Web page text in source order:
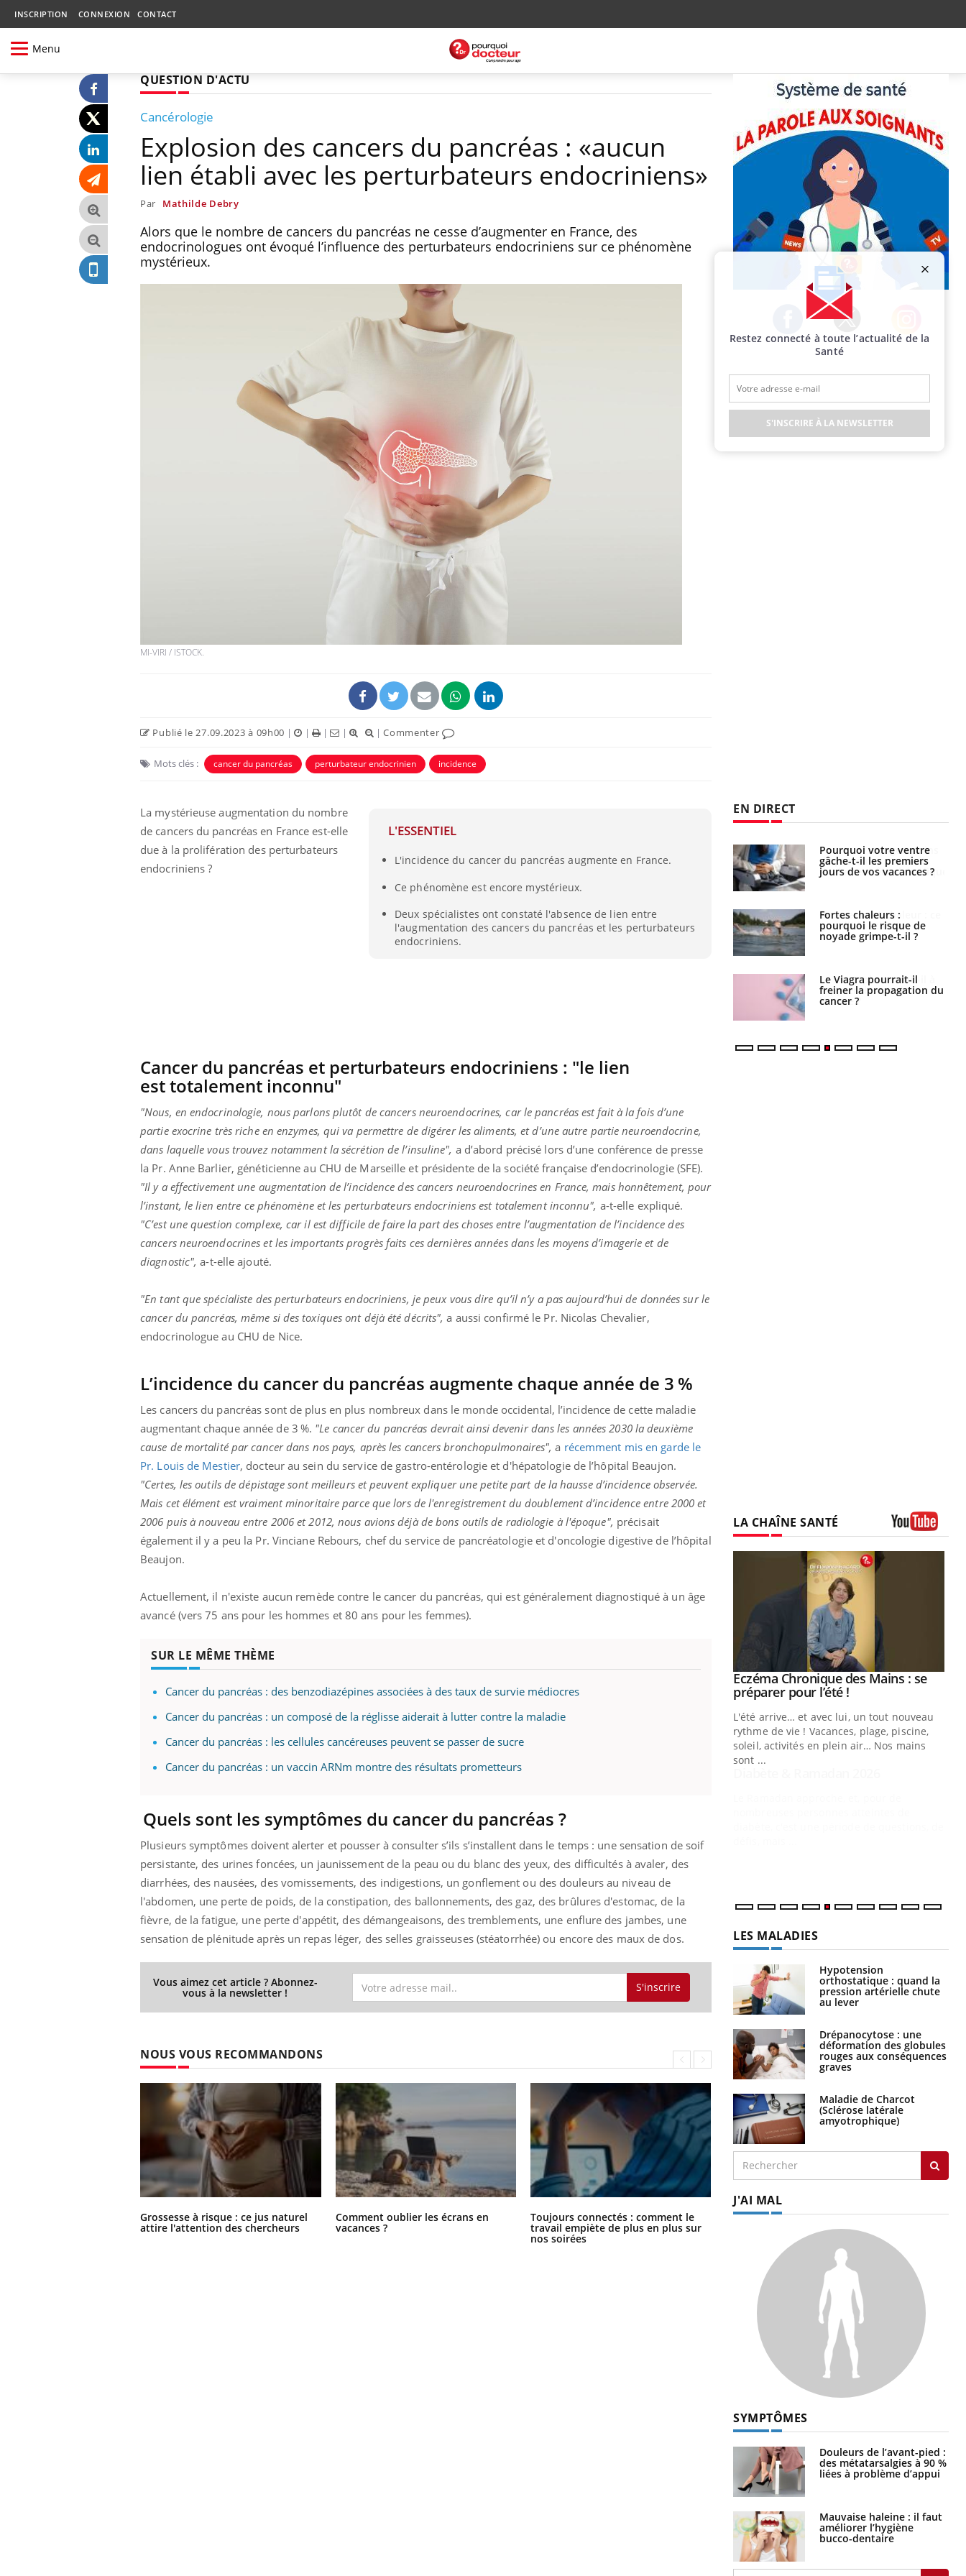
INSCRIPTION CONNEXION CONTACT
Menu
QUESTION D'ACTU
Cancérologie
Explosion des cancers du pancréas : «aucun
lien établi avec les perturbateurs endocriniens»
Par Mathilde Debry
Alors que le nombre de cancers du pancréas ne cesse d’augmenter en France, des
endocrinologues ont évoqué l’influence des perturbateurs endocriniens sur ce phénomène
mystérieux.
MI-VIRI / ISTOCK.
Publié le 27.09.2023 à 09h00 | | | | |Commenter
Mots clés : cancer du pancréas perturbateur endocrinien incidence
L'ESSENTIEL
L'incidence du cancer du pancréas augmente en France.
Ce phénomène est encore mystérieux.
Deux spécialistes ont constaté l'absence de lien entre
l'augmentation des cancers du pancréas et les perturbateurs
endocriniens.
La mystérieuse augmentation du nombre
de cancers du pancréas en France est-elle
due à la prolifération des perturbateurs
endocriniens ?
Cancer du pancréas et perturbateurs endocriniens : "le lien
est totalement inconnu"
"Nous, en endocrinologie, nous parlons plutôt de cancers neuroendocrines, car le pancréas est fait à la fois d’une
partie exocrine très riche en enzymes, qui va permettre de digérer les aliments, et d’une autre partie neuroendocrine,
dans laquelle vous trouvez notamment la sécrétion de l’insuline", a d’abord précisé lors d’une conférence de presse
la Pr. Anne Barlier, généticienne au CHU de Marseille et présidente de la société française d’endocrinologie (SFE).
"Il y a effectivement une augmentation de l’incidence des cancers neuroendocrines en France, mais honnêtement, pour
l’instant, le lien entre ce phénomène et les perturbateurs endocriniens est totalement inconnu", a-t-elle expliqué.
"C’est une question complexe, car il est difficile de faire la part des choses entre l’augmentation de l’incidence des
cancers neuroendocrines et les importants progrès faits ces dernières années dans les moyens d’imagerie et de
diagnostic", a-t-elle ajouté.
"En tant que spécialiste des perturbateurs endocriniens, je peux vous dire qu’il n’y a pas aujourd’hui de données sur le
cancer du pancréas, même si des toxiques ont déjà été décrits", a aussi confirmé le Pr. Nicolas Chevalier,
endocrinologue au CHU de Nice.
L’incidence du cancer du pancréas augmente chaque année de 3 %
Les cancers du pancréas sont de plus en plus nombreux dans le monde occidental, l’incidence de cette maladie
augmentant chaque année de 3 %. "Le cancer du pancréas devrait ainsi devenir dans les années 2030 la deuxième
cause de mortalité par cancer dans nos pays, après les cancers bronchopulmonaires", a récemment mis en garde le
Pr. Louis de Mestier, docteur au sein du service de gastro-entérologie et d'hépatologie de l’hôpital Beaujon.
"Certes, les outils de dépistage sont meilleurs et peuvent expliquer une petite part de la hausse d’incidence observée.
Mais cet élément est vraiment minoritaire parce que lors de l'enregistrement du doublement d’incidence entre 2000 et
2006 puis à nouveau entre 2006 et 2012, nous avions déjà de bons outils de radiologie à l'époque", précisait
également il y a peu la Pr. Vinciane Rebours, chef du service de pancréatologie et d'oncologie digestive de l’hôpital
Beaujon.
Actuellement, il n'existe aucun remède contre le cancer du pancréas, qui est généralement diagnostiqué à un âge
avancé (vers 75 ans pour les hommes et 80 ans pour les femmes).
SUR LE MÊME THÈME
Cancer du pancréas : des benzodiazépines associées à des taux de survie médiocres
Cancer du pancréas : un composé de la réglisse aiderait à lutter contre la maladie
Cancer du pancréas : les cellules cancéreuses peuvent se passer de sucre
Cancer du pancréas : un vaccin ARNm montre des résultats prometteurs
Quels sont les symptômes du cancer du pancréas ?
Plusieurs symptômes doivent alerter et pousser à consulter s’ils s’installent dans le temps : une sensation de soif
persistante, des urines foncées, un jaunissement de la peau ou du blanc des yeux, des difficultés à avaler, des
diarrhées, des nausées, des vomissements, des indigestions, un gonflement ou des douleurs au niveau de
l'abdomen, une perte de poids, de la constipation, des ballonnements, des gaz, des brûlures d'estomac, de la
fièvre, de la fatigue, une perte d'appétit, des démangeaisons, des tremblements, une enflure des jambes, une
sensation de plénitude après un repas léger, des selles graisseuses (stéatorrhée) ou encore des maux de dos.
Vous aimez cet article ? Abonnez-
vous à la newsletter ! S'inscrire
NOUS VOUS RECOMMANDONS
Grossesse à risque : ce jus naturel
attire l'attention des chercheurs
Comment oublier les écrans en
vacances ?
Toujours connectés : comment le
travail empiète de plus en plus sur
nos soirées
Cancer colorectal : une stratégie
Facebook Twitter Instagram
EN DIRECT
Cancer colorectal : une
stratégie simple aurait
changé la donne au Pays
change dans la prise en
enceintes
La sieste empêche-t-elle
de dormir la nuit ?
gâche-t-il les premiers
Fortes chaleurs :
pourquoi le risque de
noyade grimpe-t-il ?
Pourquoi manger moins
de protéines pourrait
finalement être bénéfique
Grossesse et chaleur : ce
que dit la science
Le smartphone nuit-il à
l'apprentissage de la
lecture ?
LA CHAÎNE SANTÉ
Youtube
Fatigue, irritabilité, brouillard mental ou
carence en fer sont multiples ce qui la rend
osait en parler??Youtube
En 2026, l'insuline dans le diabète de type 2
patients comme parfois chez les soignants.
préparer pour l’été !
L'été arrive… et avec lui, un tout nouveau
soleil, activités en plein air… Nos mains
Youtube
Diabète & Ramadan 2026Youtube
Le Ramadan approche, et, pour de
nombreuses personnes atteintes de
diabète, c'est une période de questions, de
défis, mais ...
LES MALADIES
Hypotension
orthostatique : quand la
pression artérielle chute
au lever
Drépanocytose : une
déformation des globules
rouges aux conséquences
graves
Maladie de Charcot
(Sclérose latérale
amyotrophique)
J'AI MAL
SYMPTÔMES
Douleurs de l’avant-pied :
des métatarsalgies à 90 %
liées à problème d’appui
Mauvaise haleine : il faut
améliorer l’hygiène
bucco-dentaire
Restez connecté à toute l’actualité de la
Santé
S'INSCRIRE À LA NEWSLETTER